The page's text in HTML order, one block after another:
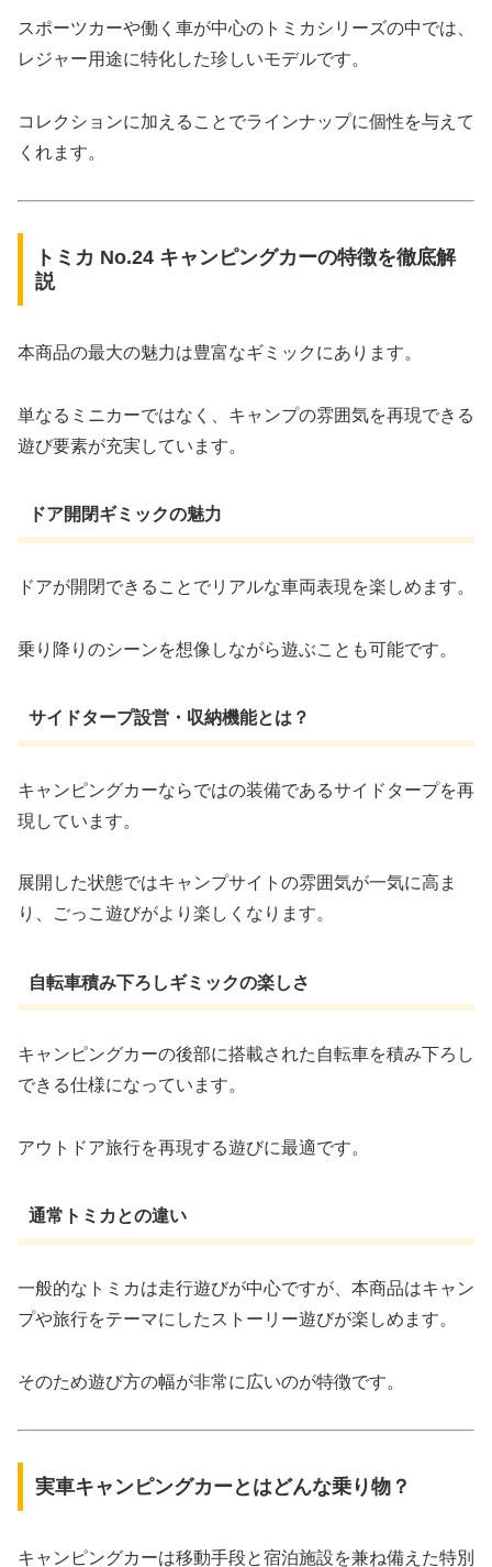
スポーツカーや働く車が中心のトミカシリーズの中では、
レジャー用途に特化した珍しいモデルです。
コレクションに加えることでラインナップに個性を与えて
くれます。
トミカ No.24 キャンピングカーの特徴を徹底解
説
本商品の最大の魅力は豊富なギミックにあります。
単なるミニカーではなく、キャンプの雰囲気を再現できる
遊び要素が充実しています。
ドア開閉ギミックの魅力
ドアが開閉できることでリアルな車両表現を楽しめます。
乗り降りのシーンを想像しながら遊ぶことも可能です。
サイドタープ設営・収納機能とは？
キャンピングカーならではの装備であるサイドタープを再
現しています。
展開した状態ではキャンプサイトの雰囲気が一気に高ま
り、ごっこ遊びがより楽しくなります。
自転車積み下ろしギミックの楽しさ
キャンピングカーの後部に搭載された自転車を積み下ろし
できる仕様になっています。
アウトドア旅行を再現する遊びに最適です。
通常トミカとの違い
一般的なトミカは走行遊びが中心ですが、本商品はキャン
プや旅行をテーマにしたストーリー遊びが楽しめます。
そのため遊び方の幅が非常に広いのが特徴です。
実車キャンピングカーとはどんな乗り物？
キャンピングカーは移動手段と宿泊施設を兼ね備えた特別